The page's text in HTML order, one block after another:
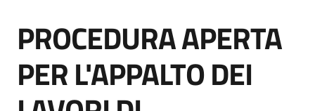
di
acquisto
Supporto
Salta al contenuto
PROCEDURA APERTA
PER L'APPALTO DEI